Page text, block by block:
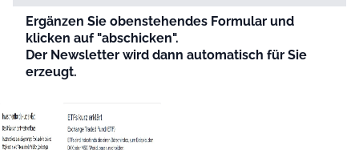
Ergänzen Sie obenstehendes Formular und
klicken auf "abschicken".
Der Newsletter wird dann automatisch für Sie
erzeugt.